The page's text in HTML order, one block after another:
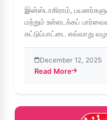
இன்ஸ்டாகிராம்,
மற்றும் உள்ளடக்கப்
கட்டுப்பாட்டை எவ்வாறு
December 12, 2025
Read More
about இன்ஸ்டாகிராமில்